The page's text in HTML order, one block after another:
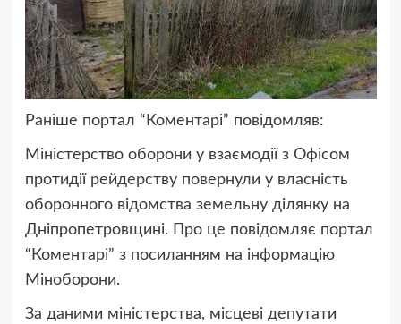
Раніше портал “Коментарі” повідомляв:
Міністерство оборони у взаємодії з Офісом
протидії рейдерству повернули у власність
оборонного відомства земельну ділянку на
Дніпропетровщині. Про це повідомляє портал
“Коментарі” з посиланням на інформацію
Міноборони.
За даними міністерства, місцеві депутати